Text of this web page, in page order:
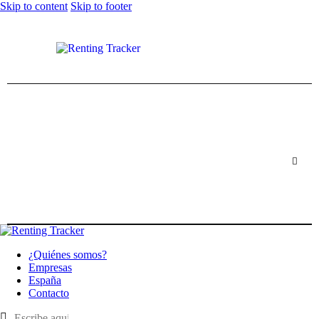
Skip to content Skip to footer
¿Quiénes somos?
Empresas
España
Contacto